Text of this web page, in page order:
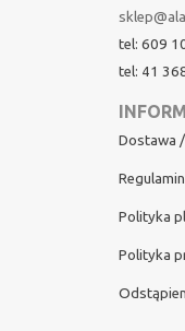
tel: 609
tel: 41
Dostawa /
Regulamin
Polityka
Polityka